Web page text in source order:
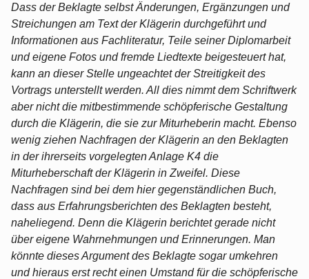
Dass der Beklagte selbst Änderungen, Ergänzungen und
Streichungen am Text der Klägerin durchgeführt und
Informationen aus Fachliteratur, Teile seiner Diplomarbeit
und eigene Fotos und fremde Liedtexte beigesteuert hat,
kann an dieser Stelle ungeachtet der Streitigkeit des
Vortrags unterstellt werden. All dies nimmt dem Schriftwerk
aber nicht die mitbestimmende schöpferische Gestaltung
durch die Klägerin, die sie zur Miturheberin macht. Ebenso
wenig ziehen Nachfragen der Klägerin an den Beklagten
in der ihrerseits vorgelegten Anlage K4 die
Miturheberschaft der Klägerin in Zweifel. Diese
Nachfragen sind bei dem hier gegenständlichen Buch,
dass aus Erfahrungsberichten des Beklagten besteht,
naheliegend. Denn die Klägerin berichtet gerade nicht
über eigene Wahrnehmungen und Erinnerungen. Man
könnte dieses Argument des Beklagte sogar umkehren
und hieraus erst recht einen Umstand für die schöpferische